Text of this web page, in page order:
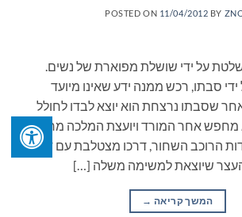
POSTED ON 11/04/2012 BY
על ידי שושלת מפוארת של נשים.
ידי סבתו, רכש ממנה ידע שאינו מיועד
שסבתו נרצחת הוא יוצא לבדו לחולל
אחר המורד ויועצת המלכה מחפשת
הרוכב השחור, דרכו מצטלבת עם דרכה
שיוצאת למשימה משלה […]
המשך קריאה →